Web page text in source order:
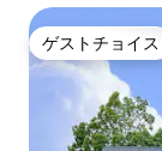
ゲストチョイス
ゲストチョイス